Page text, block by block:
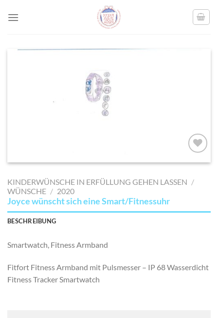
AUF MEINE
SETZEN
KINDERWÜNSCHE IN ERFÜLLUNG GEHEN LASSEN /
WÜNSCHE / 2020
Joyce wünscht sich eine Smart/Fitnessuhr
BESCHREIBUNG
Smartwatch, Fitness Armband
Fitfort Fitness Armband mit Pulsmesser – IP 68 Wasserdicht
Fitness Tracker Smartwatch